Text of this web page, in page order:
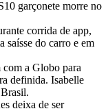
garçonete morre no
corrida de app,
saísse do carro e em
com a Globo para
definida. Isabelle
deixa de ser